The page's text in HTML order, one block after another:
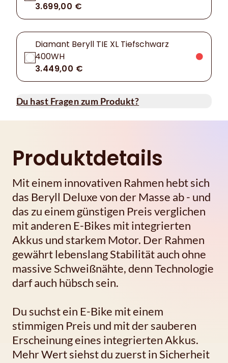
3.699,00 €
Diamant Beryll TIE XL Tiefschwarz
400WH
3.449,00 €
Du hast Fragen zum Produkt?
Produktdetails
Mit einem innovativen Rahmen hebt sich
das Beryll Deluxe von der Masse ab - und
das zu einem günstigen Preis verglichen
mit anderen E-Bikes mit integrierten
Akkus und starkem Motor. Der Rahmen
gewährt lebenslang Stabilität auch ohne
massive Schweißnähte, denn Technologie
darf auch hübsch sein.
Du suchst ein E-Bike mit einem
stimmigen Preis und mit der sauberen
Erscheinung eines integrierten Akkus.
Mehr Wert siehst du zuerst in Sicherheit